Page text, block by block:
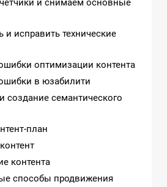
и снимаем основные
и исправить технические
оптимизации контента
в юзабилити
создание семантического
план
контента
способы продвижения